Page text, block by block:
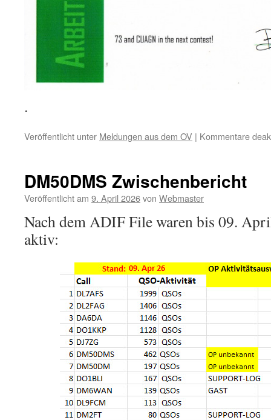
.
Veröffentlicht unter Meldungen aus dem OV | Kommentare
DM50DMS Zwischenbericht
Veröffentlicht am 9. April 2026von Webmaster
Nach dem ADIF File waren bis 09.
aktiv: